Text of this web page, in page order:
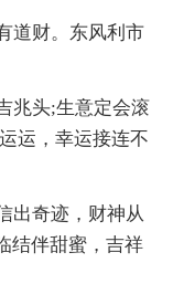
道财。东风利市
兆头;生意定会滚
运，幸运接连不
出奇迹，财神从
结伴甜蜜，吉祥